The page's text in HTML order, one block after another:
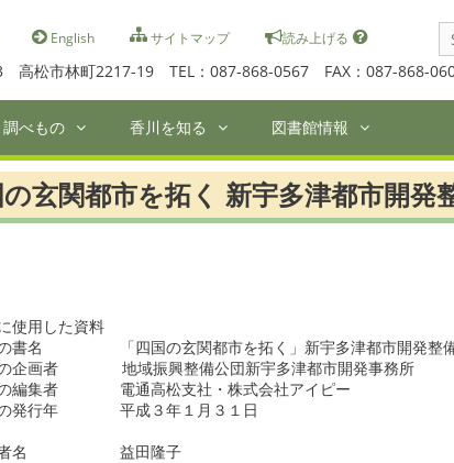
English サイトマップ 読み上げる
高松市林町2217-19 TEL：087-868-0567 FAX：087-868-
調べもの 香川を知る 図書館情報
の玄関都市を拓く 新宇多津都市開発
に使用した資料
書名　　　　　「四国の玄関都市を拓く」新宇多津都市開発整
企画者　　  　地域振興整備公団新宇多津都市開発事務所
編集者　　　　電通高松支社・株式会社アイピー
発行年　　　　平成３年１月３１日
名　　　　　　益田隆子